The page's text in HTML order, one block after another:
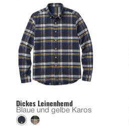
Dickes Leinenhemd
Blaue und gelbe Karos